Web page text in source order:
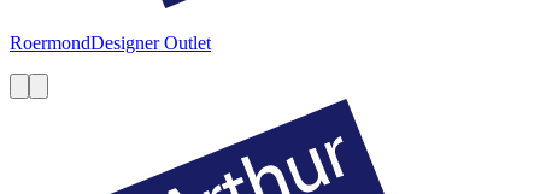
RoermondDesigner Outlet